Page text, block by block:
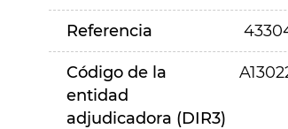
Referencia
Código de la
entidad
adjudicadora (DIR3)